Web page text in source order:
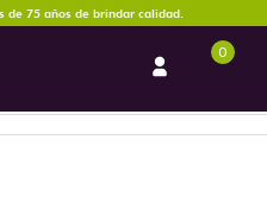
de 75 años de brindar calidad.
0